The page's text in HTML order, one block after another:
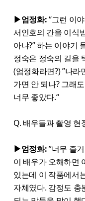
▶엄정화:“그런 이
서인호의 간을 이식
아냐?” 하는 이야기
정숙은 정숙의 길을
(엄정화라면?) ”나
가면 안 되나? 그래
너무 좋았다.“
Q. 배우들과 촬영 현
▶엄정화:”너무 즐
이 배우가 오해하면
있는데 이 작품에서
자체였다. 감정도 충